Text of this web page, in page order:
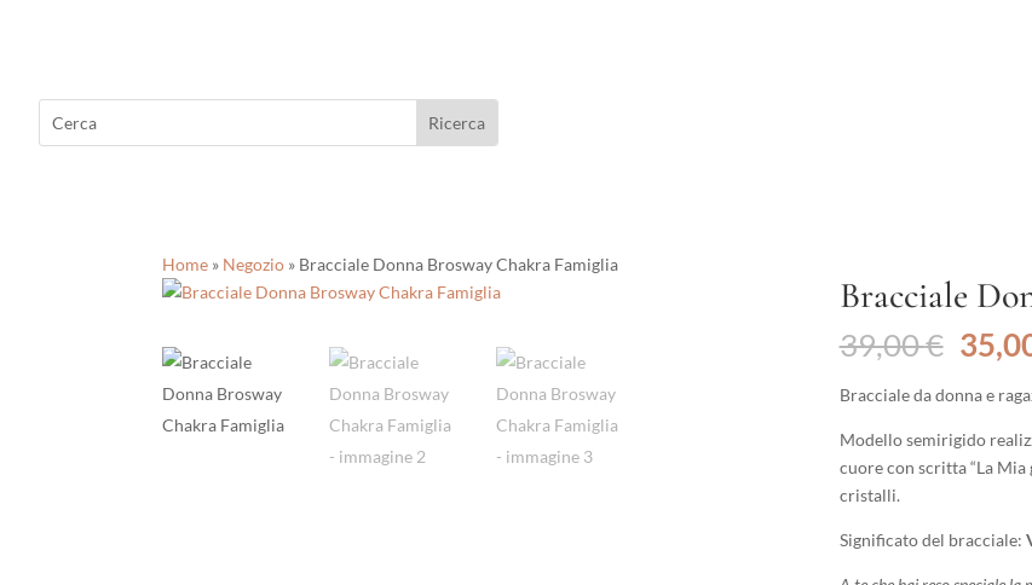
Home » Negozio » Bracciale Donna Brosway Chakra Famiglia
Bracciale
39,00€ Il
prezzo
era:
Bracciale da donna e
Modello semirigido
cuore con scritta “La Mia
cristalli.
Significato del bracciale: